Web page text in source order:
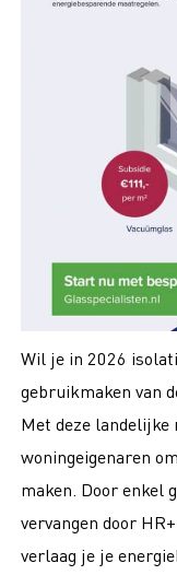
Wil je in 2026
gebruikmaken van
Met deze
woningeigenaren
maken. Door enkel
vervangen door
verlaag je je